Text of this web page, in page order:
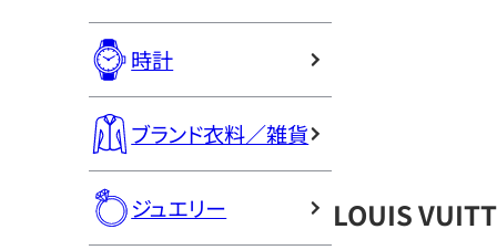
時計
ブランド衣料／雑貨
ジュエリー LOUIS